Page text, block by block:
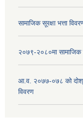
सामाजिक सूरक्षा भत्ता
२०७९-२०८०मा सामाजिक
आ.व. २०७७-०७८ को दोश्रो
विवरण